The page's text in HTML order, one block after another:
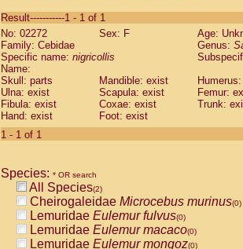
CebidaeSaguinus labiatus(0)
Cebidae Saguinus leucopus (0)
Cebidae
CebidaeSaguinus mystax
Cebidae Saguinus nigricollis (1)
Cebidae Saguinus oedipus
Cebidae Saguinus weddelli
Cebidae Saguinusspp.
Cebidae
CebidaeCebus capucinus
CebidaeCebus nigrivittatus
CebidaeCebus spp.(0)
CebidaeSaimiri boliviensis(0)
CebidaeSaimiri sciureus(0)
Result-----------1 - 1 of 1
No: 02272
Sex: F
Age:
Family: Cebidae
Genus:
Specific name: nigricollis
Name:
Skull: parts
Mandible: exist
Ulna: exist
Scapula: exist
Femur:
Fibula: exist
Coxae: exist
Trunk:
Hand: exist
Foot: exist
1 - 1 of 1
Species: * OR search
All Species(2)
Cheirogaleidae Microcebus murinus(0)
Lemuridae Eulemur fulvus(0)
Lemuridae Eulemur macaco(0)
Lemuridae Eulemur mongoz(0)